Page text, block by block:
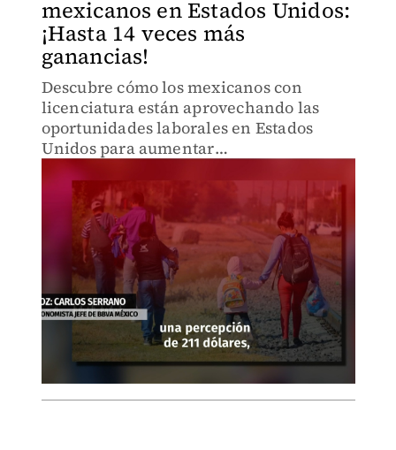
mexicanos en Estados Unidos:
¡Hasta 14 veces más
ganancias!
Descubre cómo los mexicanos con
licenciatura están aprovechando las
oportunidades laborales en Estados
Unidos para aumentar
significativamente sus ingresos.